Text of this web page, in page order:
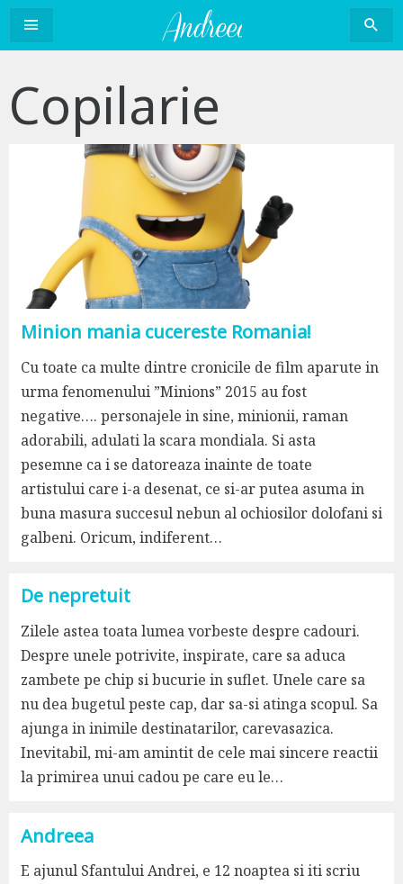
Sari
conținut
Copilarie
Minion mania cucereste Romania!
Cu toate ca multe dintre cronicile de film aparute in
urma fenomenului ”Minions” 2015 au fost
negative…. personajele in sine, minionii, raman
adorabili, adulati la scara mondiala. Si asta
pesemne ca i se datoreaza inainte de toate
artistului care i-a desenat, ce si-ar putea asuma in
buna masura succesul nebun al ochiosilor dolofani si
galbeni. Oricum, indiferent…
De nepretuit
Zilele astea toata lumea vorbeste despre cadouri.
Despre unele potrivite, inspirate, care sa aduca
zambete pe chip si bucurie in suflet. Unele care sa
nu dea bugetul peste cap, dar sa-si atinga scopul. Sa
ajunga in inimile destinatarilor, carevasazica.
Inevitabil, mi-am amintit de cele mai sincere reactii
la primirea unui cadou pe care eu le…
Andreea
E ajunul Sfantului Andrei, e 12 noaptea si iti scriu